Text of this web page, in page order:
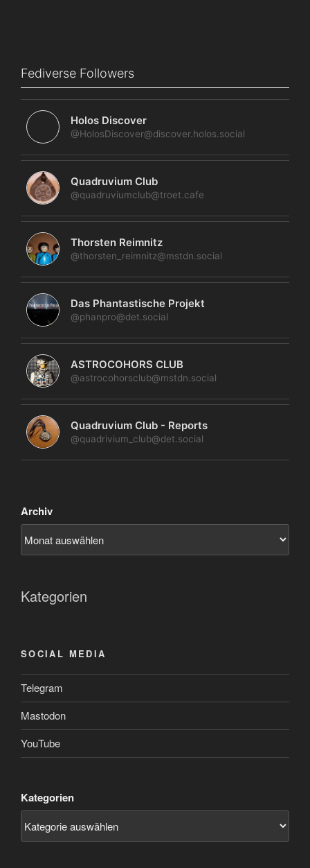
Fediverse Followers
Holos Discover
@HolosDiscover@discover.holos.social
Quadruvium Club
@quadruviumclub@troet.cafe
Thorsten Reimnitz
@thorsten_reimnitz@mstdn.social
Das Phantastische Projekt
@phanpro@det.social
ASTROCOHORS CLUB
@astrocohorsclub@mstdn.social
Quadruvium Club - Reports
@quadrivium_club@det.social
Archiv
Kategorien
SOCIAL MEDIA
Telegram
Mastodon
YouTube
Kategorien